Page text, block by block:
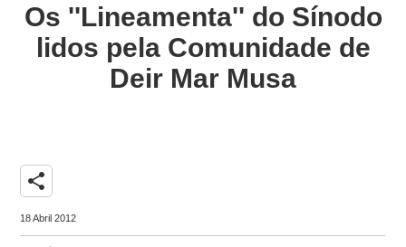
Os ''Lineamenta'' do Sínodo
lidos pela Comunidade de
Deir Mar Musa
share
18 Abril 2012